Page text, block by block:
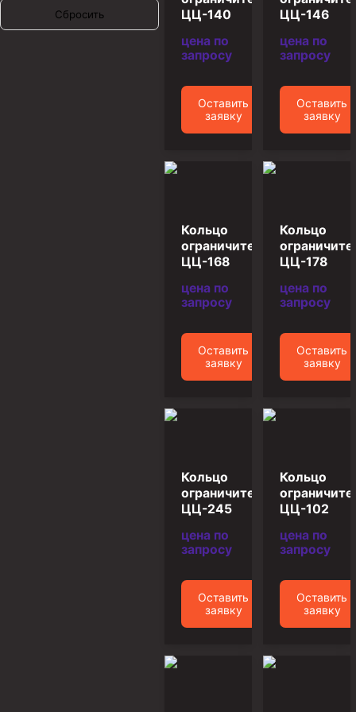
Фонтанная и запорная арматура
Оборудование для трубопроводов и манифольдов
Противовыбросовое оборудование
Системы верхнего привода (СВП)
Сбросить
ЦЦ-140
цена по
запросу
Оставить
заявку
ЦЦ-146
цена по
запросу
Оставить
заявку
Кольцо
ограничительное
ЦЦ-168
цена по
запросу
Оставить
заявку
Кольцо
ЦЦ-178
цена по
запросу
Оставить
заявку
Кольцо
ограничительное
ЦЦ-245
цена по
запросу
Оставить
заявку
Кольцо
ЦЦ-102
цена по
запросу
Оставить
заявку